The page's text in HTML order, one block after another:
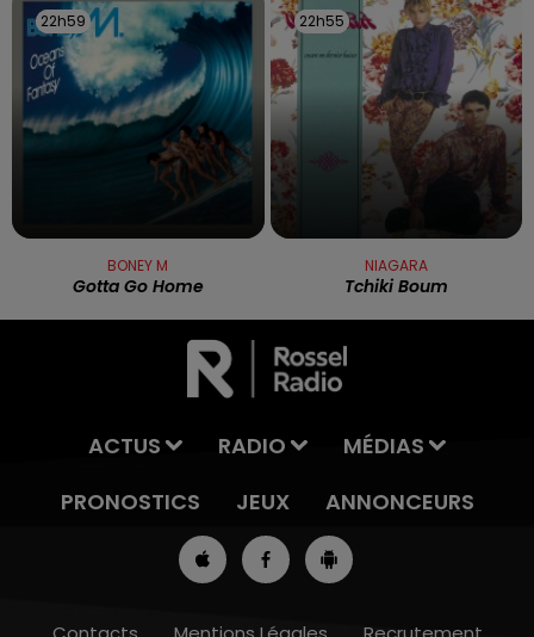
22h59
22h59
BONEY M
Gotta Go Home
22h55
22h55
NIAGARA
Tchiki Boum
ACTUS RADIO
MÉDIAS
PRONOSTICS
JEUX ANNONCEURS